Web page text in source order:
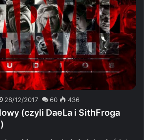
28/12/2017 60 436
(czyli DaeLa i SithFroga